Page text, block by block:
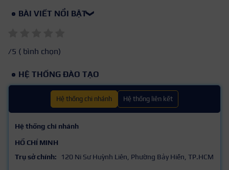
BÀI VIẾT NỔI BẬT❯
/5 ( bình chọn)
HỆ THỐNG ĐÀO TẠO
Hệ thống chi nhánh Hệ thống liên kết
Hệ thống chi nhánh
HỒ CHÍ MINH
Trụ sở chính:
120 Ni Sư Huỳnh Liên, Phường Bảy Hiền, TP.HCM